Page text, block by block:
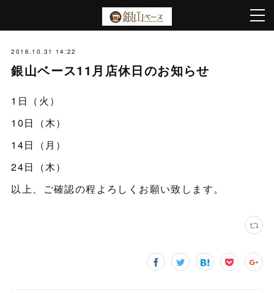
2016.10.31 14:22
銀山ベース11月店休日のお知らせ
1日（火）
10日（木）
14日（月）
24日（木）
以上、ご確認の程よろしくお願い致します。